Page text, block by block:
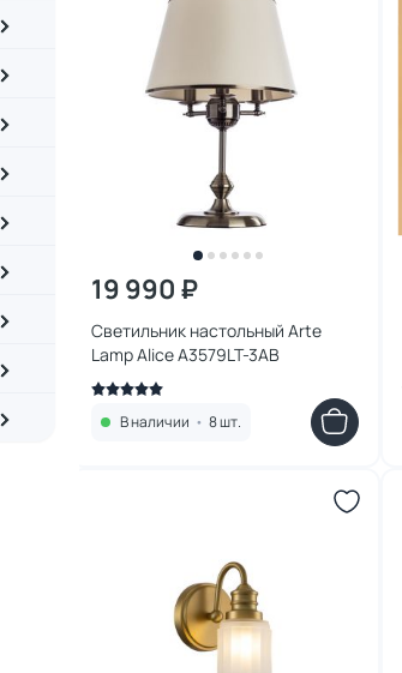
19 990 ₽
Светильник настольный Arte
Lamp Alice A3579LT-3AB
В наличии • 8 шт.